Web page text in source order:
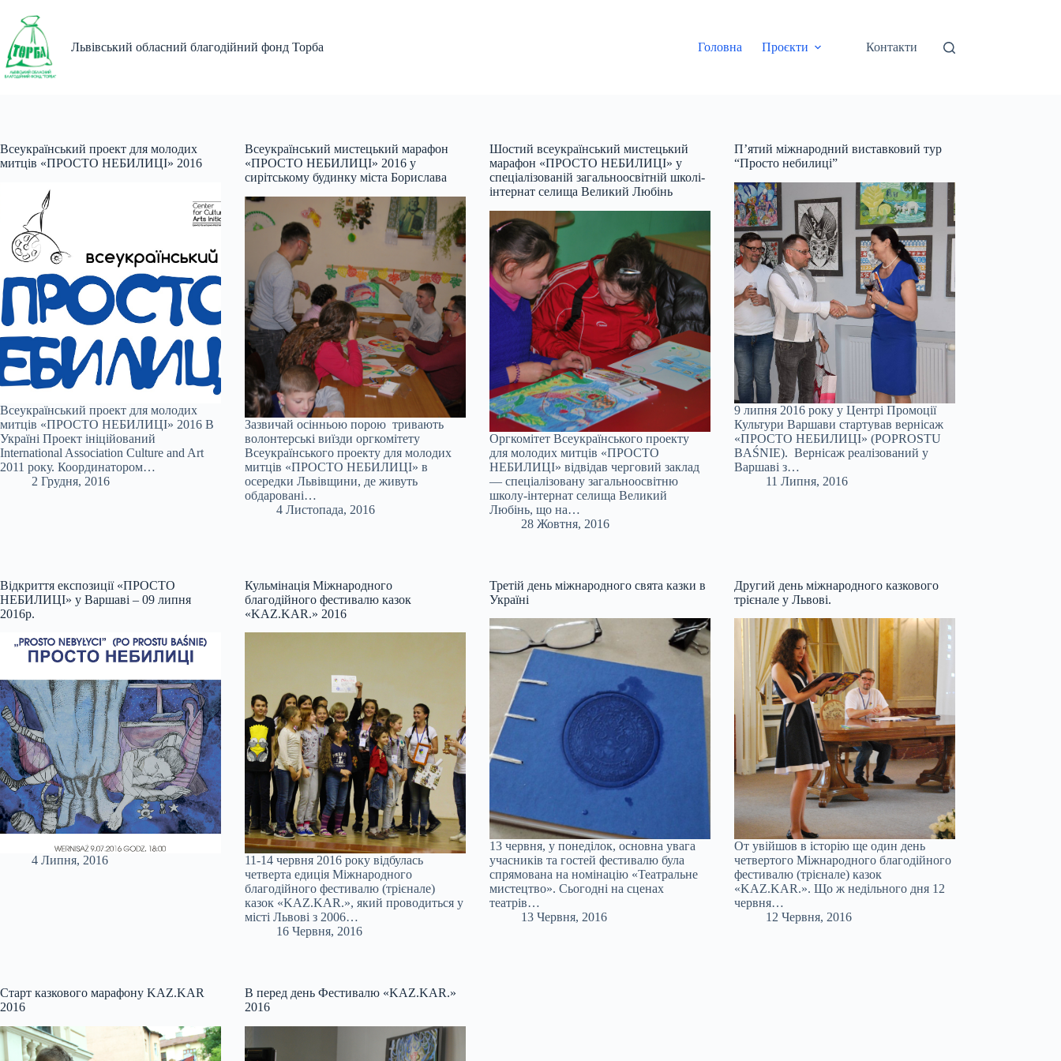
вмісту
Львівський обласний благодійний фонд Торба
Головна Проєкти Контакти
Всеукраїнський проект для молодих
митців «ПРОСТО НЕБИЛИЦІ» 2016
Всеукраїнський проект для молодих
митців «ПРОСТО НЕБИЛИЦІ» 2016 В
Україні Проект ініційований
International Association Culture and Art
2011 року. Координатором…
2 Грудня, 2016
Всеукраїнський мистецький марафон
«ПРОСТО НЕБИЛИЦІ» 2016 у
сирітському будинку міста Борислава
Зазвичай осінньою порою тривають
волонтерські виїзди оргкомітету
Всеукраїнського проекту для молодих
митців «ПРОСТО НЕБИЛИЦІ» в
осередки Львівщини, де живуть
обдаровані…
4 Листопада, 2016
Шостий всеукраїнський мистецький
марафон «ПРОСТО НЕБИЛИЦІ» у
спеціалізованій загальноосвітній школі-
інтернат селища Великий Любінь
Оргкомітет Всеукраїнського проекту
для молодих митців «ПРОСТО
НЕБИЛИЦІ» відвідав черговий заклад
— спеціалізовану загальноосвітню
школу-інтернат селища Великий
Любінь, що на…
28 Жовтня, 2016
П’ятий міжнародний виставковий тур
“Просто небилиці”
9 липня 2016 року у Центрі Промоції
Культури Варшави стартував вернісаж
«ПРОСТО НЕБИЛИЦІ» (POPROSTU
BAŚNIE). Вернісаж реалізований у
Варшаві з…
11 Липня, 2016
Відкриття експозиції «ПРОСТО
НЕБИЛИЦІ» у Варшаві – 09 липня
2016р.
4 Липня, 2016
Кульмінація Міжнародного
благодійного фестивалю казок
«KAZ.KAR.» 2016
11-14 червня 2016 року відбулась
четверта едиція Міжнародного
благодійного фестивалю (трієнале)
казок «KAZ.KAR.», який проводиться у
місті Львові з 2006…
16 Червня, 2016
Третій день міжнародного свята казки в
Україні
13 червня, у понеділок, основна увага
учасників та гостей фестивалю була
спрямована на номінацію «Театральне
мистецтво». Сьогодні на сценах
театрів…
13 Червня, 2016
Другий день міжнародного казкового
трієнале у Львові.
От увійшов в історію ще один день
четвертого Міжнародного благодійного
фестивалю (трієнале) казок
«KAZ.KAR.». Що ж недільного дня 12
червня…
12 Червня, 2016
Старт казкового марафону KAZ.KAR
2016
В перед день Фестивалю «KAZ.KAR.»
2016